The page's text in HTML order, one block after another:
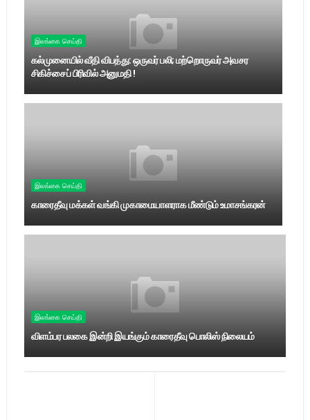
இலங்கை செய்தி
கல்முனையில் வீதி விபத்து: ஒருவர் பலி; மற்றொருவர் அவசர
சிகிச்சைப் பிரிவில் அனுமதி !
இலங்கை செய்தி
காரைதீவு மக்கள் வங்கி முகாமையாளராக மீண்டும் உமாசங்கரன்
இலங்கை செய்தி
விளம்பர பலகை இன்றி இயங்கும் காரைதீவு பொலிஸ் நிலையம்